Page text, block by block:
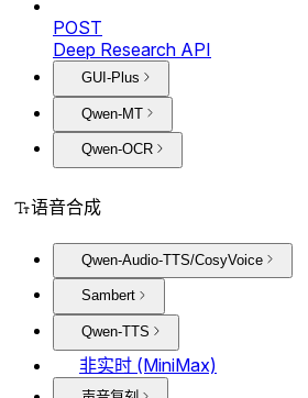
POST
Deep Research API
GUI-Plus
Qwen-MT
Qwen-OCR
语音合成
Qwen-Audio-TTS/CosyVoice
Sambert
Qwen-TTS
非实时 (MiniMax)